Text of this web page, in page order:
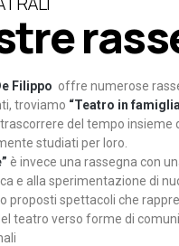
Filippo offre numerose
troviamo “Teatro in
del tempo insieme
studiati per loro.
è invece una rassegna con
e alla sperimentazione di
proposti spettacoli che
teatro verso forme di